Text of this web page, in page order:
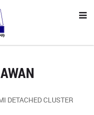
DETACHED CLUSTER